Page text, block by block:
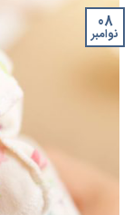
08
نوامبر